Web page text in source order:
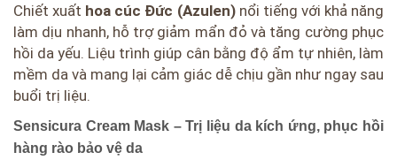
Chiết xuất hoa cúc Đức (Azulen)nổi tiếng với khả năng
làm dịu nhanh, hỗ trợ giảm mẩn đỏ và tăng cường phục
hồi da yếu. Liệu trình giúp cân bằng độ ẩm tự nhiên, làm
mềm da và mang lại cảm giác dễ chịu gần như ngay sau
buổi trị liệu.
Sensicura Cream Mask – Trị liệu da kích ứng, phục hồi
hàng rào bảo vệ da